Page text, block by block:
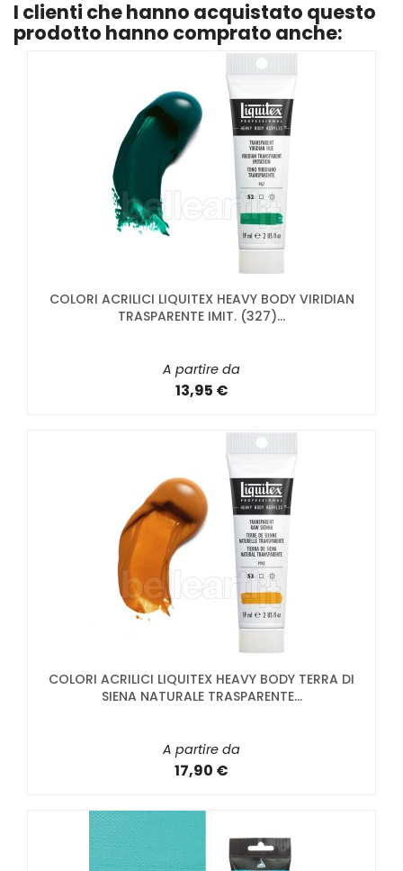
I clienti che hanno acquistato questo
prodotto hanno comprato anche:
COLORI ACRILICI LIQUITEX HEAVY BODY VIRIDIAN
TRASPARENTE IMIT. (327)...
A partire da
13,95 €
COLORI ACRILICI LIQUITEX HEAVY BODY TERRA DI
SIENA NATURALE TRASPARENTE...
A partire da
17,90 €